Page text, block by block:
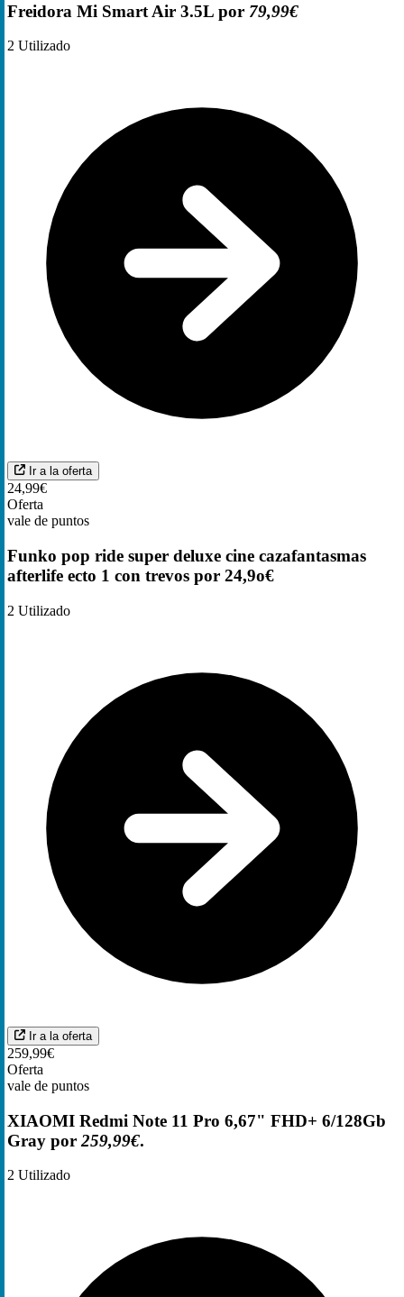
Freidora Mi Smart Air 3.5L por 79,99€
2 Utilizado
Ir a la oferta
24,99€
Oferta
vale de puntos
Funko pop ride super deluxe cine cazafantasmas
afterlife ecto 1 con trevos por 24,9o€
2 Utilizado
Ir a la oferta
259,99€
Oferta
vale de puntos
XIAOMI Redmi Note 11 Pro 6,67" FHD+ 6/128Gb
Gray por 259,99€.
2 Utilizado